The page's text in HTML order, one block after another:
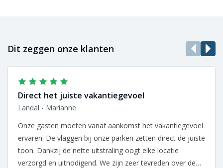
Dit zeggen onze klanten
Direct het juiste vakantiegevoel
Landal - Marianne
Onze gasten moeten vanaf aankomst het vakantiegevoel
ervaren. De vlaggen bij onze parken zetten direct de juiste
toon. Dankzij de nette uitstraling oogt elke locatie
verzorgd en uitnodigend. We zijn zeer tevreden over de